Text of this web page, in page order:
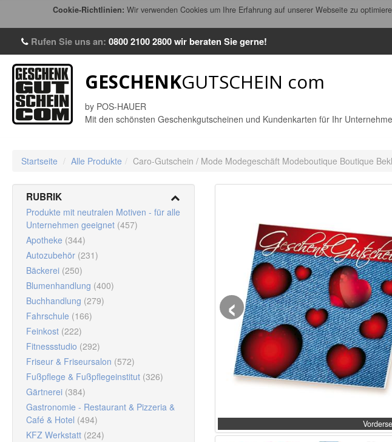
Cookie-Richtlinien: Wir verwenden Cookies um Ihre Erfahrung auf unserer Webseite zu
Rufen Sie uns an: 0800 2100 2800wir beraten Sie gerne!
GESCHENKGUTSCHEIN com
by POS-HAUER
Mit den schönsten Geschenkgutscheinen und Kundenkarten für Ihr
Startseite / Alle Produkte / Caro-Gutschein / Mode Modegeschäft Modeboutique Boutique
RUBRIK
Produkte mit neutralen Motiven - für alle
Unternehmen geeignet (457)
Apotheke (344)
Autozubehör (231)
Bäckerei (250)
Blumenhandlung (400)
Buchhandlung (279)
Fahrschule (166)
Feinkost (222)
Fitnessstudio (292)
Friseur & Friseursalon (572)
Fußpflege & Fußpflegeinstitut (326)
Gärtnerei (384)
Gastronomie - Restaurant & Pizzeria &
Café & Hotel (494)
KFZ Werkstatt (224)
‹